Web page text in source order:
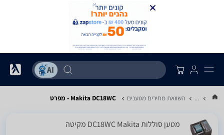
... השוואת מחירים מטענים Makita DC18WC - מפרט
מטען ‏סוללות DC18WC Makita מקיטה